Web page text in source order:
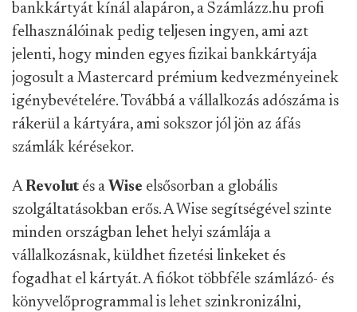
bankkártyát kínál alapáron, a Számlázz.hu profi
felhasználóinak pedig teljesen ingyen, ami azt
jelenti, hogy minden egyes fizikai bankkártyája
jogosult a Mastercard prémium kedvezményeinek
igénybevételére. Továbbá a vállalkozás adószáma is
rákerül a kártyára, ami sokszor jól jön az áfás
számlák kérésekor.
ARevolut és a Wise elsősorban a globális
szolgáltatásokban erős. A Wise segítségével szinte
minden országban lehet helyi számlája a
vállalkozásnak, küldhet fizetési linkeket és
fogadhat el kártyát. A fiókot többféle számlázó- és
könyvelőprogrammal is lehet szinkronizálni,